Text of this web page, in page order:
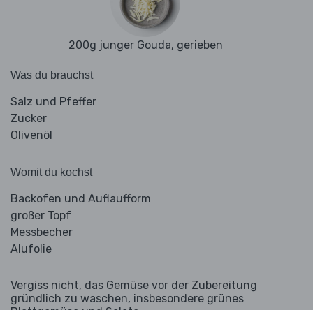
200g junger Gouda, gerieben
Was du brauchst
Salz und Pfeffer
Zucker
Olivenöl
Womit du kochst
Backofen und Auflaufform
großer Topf
Messbecher
Alufolie
Vergiss nicht, das Gemüse vor der Zubereitung
gründlich zu waschen, insbesondere grünes